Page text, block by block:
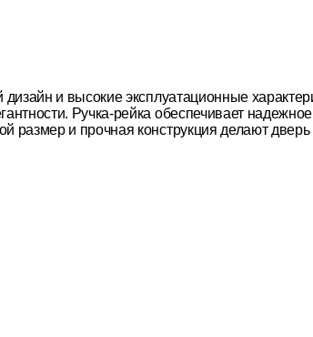
и высокие эксплуатационные
Ручка-рейка обеспечивает
и прочная конструкция делают дверь